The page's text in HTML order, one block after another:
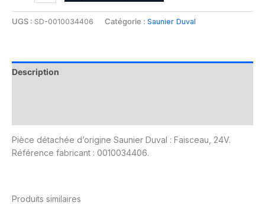
UGS : SD-0010034406 Catégorie : Saunier Duval
Description
Pièce détachée d’origine Saunier Duval : Faisceau, 24V.
Référence fabricant : 0010034406.
Produits similaires